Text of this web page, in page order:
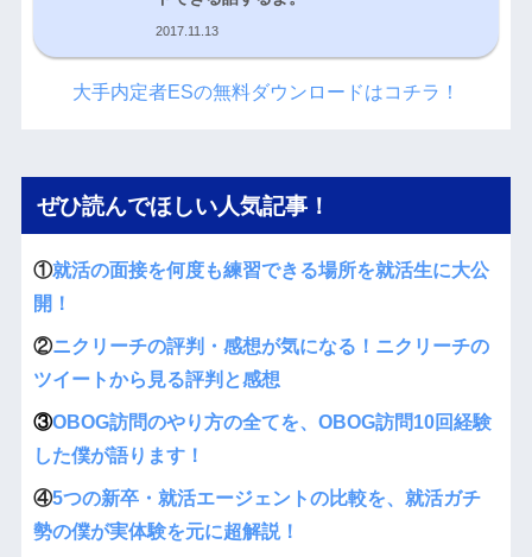
2017.11.13
大手内定者ESの無料ダウンロードはコチラ！
ぜひ読んでほしい人気記事！
①就活の面接を何度も練習できる場所を就活生に大公
開！
②ニクリーチの評判・感想が気になる！ニクリーチの
ツイートから見る評判と感想
③OBOG訪問のやり方の全てを、OBOG訪問10回経験
した僕が語ります！
④5つの新卒・就活エージェントの比較を、就活ガチ
勢の僕が実体験を元に超解説！